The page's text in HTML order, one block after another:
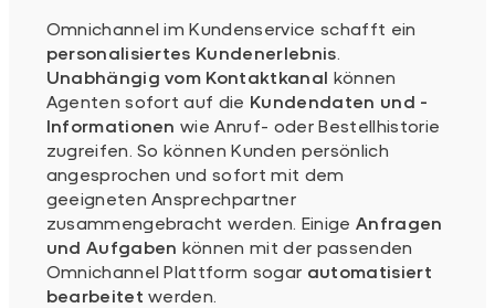
Omnichannel im Kundenservice schafft ein
personalisiertes Kundenerlebnis.
Unabhängig vom Kontaktkanal können
Agenten sofort auf die Kundendaten und -
Informationen wie Anruf- oder Bestellhistorie
zugreifen. So können Kunden persönlich
angesprochen und sofort mit dem
geeigneten Ansprechpartner
zusammengebracht werden. Einige Anfragen
und Aufgaben können mit der passenden
Omnichannel Plattform sogar automatisiert
bearbeitet werden.